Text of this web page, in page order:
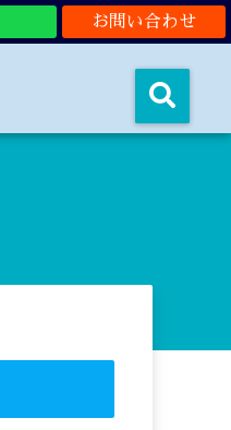
お問い合わせ